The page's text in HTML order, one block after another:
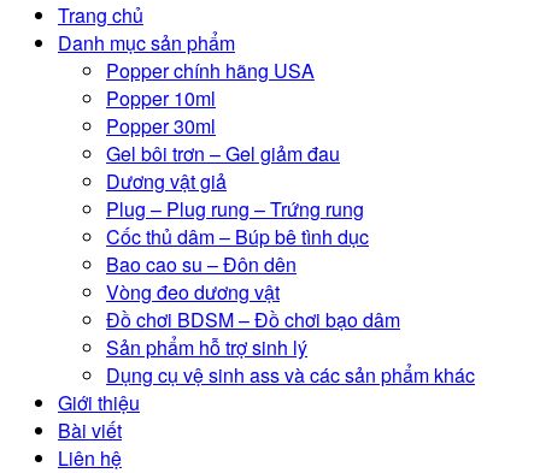
Trang chủ
Danh mục sản phẩm
Popper chính hãng USA
Popper 10ml
Popper 30ml
Gel bôi trơn – Gel giảm đau
Dương vật giả
Plug – Plug rung – Trứng rung
Cốc thủ dâm – Búp bê tình dục
Bao cao su – Đôn dên
Vòng đeo dương vật
Đồ chơi BDSM – Đồ chơi bạo dâm
Sản phẩm hỗ trợ sinh lý
Dụng cụ vệ sinh ass và các sản phẩm khác
Giới thiệu
Bài viết
Liên hệ